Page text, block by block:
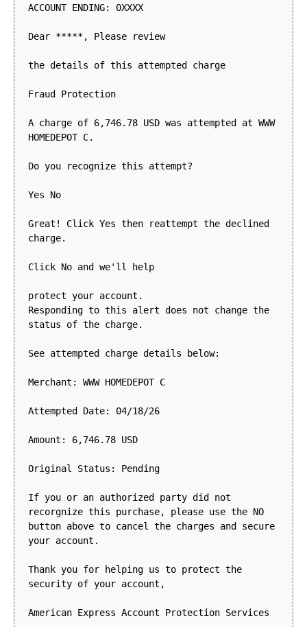
ACCOUNT ENDING: 0XXXX
Dear *****, Please review
the details of this attempted charge
Fraud Protection
A charge of 6,746.78 USD was attempted at WWW
HOMEDEPOT C.
Do you recognize this attempt?
Yes No
Great! Click Yes then reattempt the declined
charge.
Click No and we'll help
protect your account.
Responding to this alert does not change the
status of the charge.
See attempted charge details below:
Merchant: WWW HOMEDEPOT C
Attempted Date: 04/18/26
Amount: 6,746.78 USD
Original Status: Pending
If you or an authorized party did not
recorgnize this purchase, please use the NO
button above to cancel the charges and secure
your account.
Thank you for helping us to protect the
security of your account,
American Express Account Protection Services